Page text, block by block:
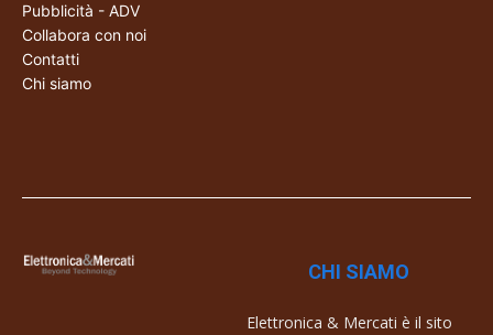
Pubblicità - ADV
Collabora con noi
Contatti
Chi siamo
CHI SIAMO
Elettronica & Mercati è il sito